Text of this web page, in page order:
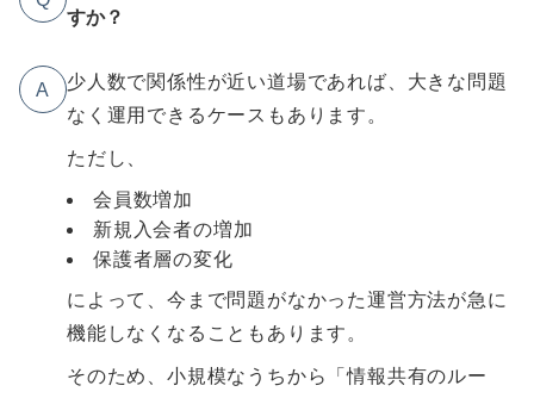
すか？
A
少人数で関係性が近い道場であれば、大きな問題
なく運用できるケースもあります。
ただし、
会員数増加
新規入会者の増加
保護者層の変化
によって、今まで問題がなかった運営方法が急に
機能しなくなることもあります。
そのため、小規模なうちから「情報共有のルー